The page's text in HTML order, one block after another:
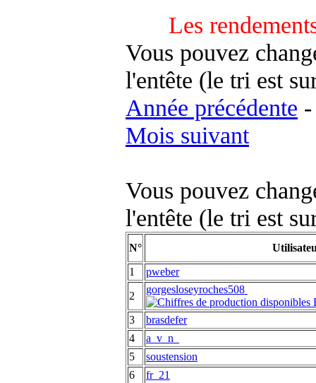
Les
Vous pouvez
l'entête (le tri est
Année précédente -
Mois suivant
Vous pouvez
l'entête (le tri est
N°
1
pweber
2
gorgesloseyroches508
3
brasdefer
4
a_v_n_
5
soustension
6
fr_21